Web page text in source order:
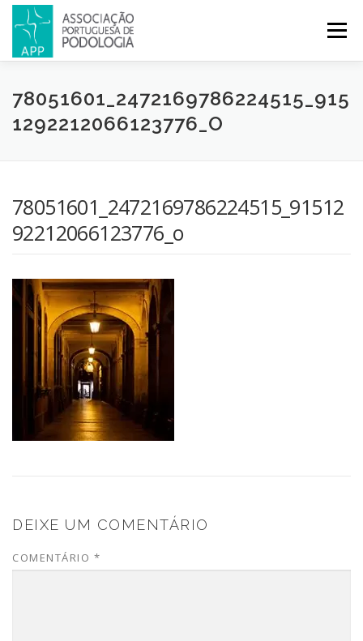
Menu
APP PODOLOGIA LICENCIATURA EM PODOLOGIA
CONGRESSOS REVISTA CONTACTOS
78051601_2472169786224515_915
1292212066123776_O
78051601_2472169786224515_91512
92212066123776_o
DEIXE UM COMENTÁRIO
COMENTÁRIO *